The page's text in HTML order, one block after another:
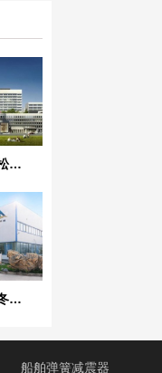
【东华医院松山湖院区3号心脑血管大楼】减振降噪合同
【青海珠峰冬虫夏草工厂】金属软管合同
船舶弹簧减震器